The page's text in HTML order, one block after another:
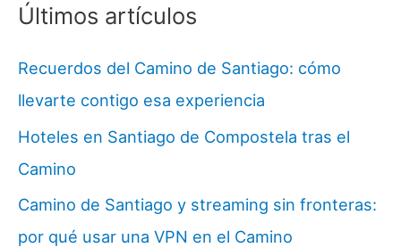
Últimos artículos
Recuerdos del Camino de Santiago: cómo
llevarte contigo esa experiencia
Hoteles en Santiago de Compostela tras el
Camino
Camino de Santiago y streaming sin fronteras:
por qué usar una VPN en el Camino